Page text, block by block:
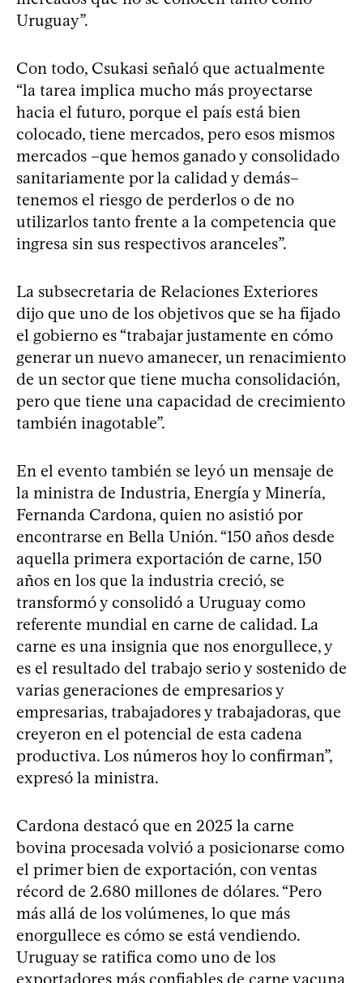
Uruguay”.
Con todo, Csukasi señaló que actualmente
“la tarea implica mucho más proyectarse
hacia el futuro, porque el país está bien
colocado, tiene mercados, pero esos mismos
mercados –que hemos ganado y consolidado
sanitariamente por la calidad y demás–
tenemos el riesgo de perderlos o de no
utilizarlos tanto frente a la competencia que
ingresa sin sus respectivos aranceles”.
La subsecretaria de Relaciones Exteriores
dijo que uno de los objetivos que se ha fijado
el gobierno es “trabajar justamente en cómo
generar un nuevo amanecer, un renacimiento
de un sector que tiene mucha consolidación,
pero que tiene una capacidad de crecimiento
también inagotable”.
En el evento también se leyó un mensaje de
la ministra de Industria, Energía y Minería,
Fernanda Cardona, quien no asistió por
encontrarse en Bella Unión. “150 años desde
aquella primera exportación de carne, 150
años en los que la industria creció, se
transformó y consolidó a Uruguay como
referente mundial en carne de calidad. La
carne es una insignia que nos enorgullece, y
es el resultado del trabajo serio y sostenido de
varias generaciones de empresarios y
empresarias, trabajadores y trabajadoras, que
creyeron en el potencial de esta cadena
productiva. Los números hoy lo confirman”,
expresó la ministra.
Cardona destacó que en 2025 la carne
bovina procesada volvió a posicionarse como
el primer bien de exportación, con ventas
récord de 2.680 millones de dólares. “Pero
más allá de los volúmenes, lo que más
enorgullece es cómo se está vendiendo.
Uruguay se ratifica como uno de los
exportadores más confiables de carne vacuna